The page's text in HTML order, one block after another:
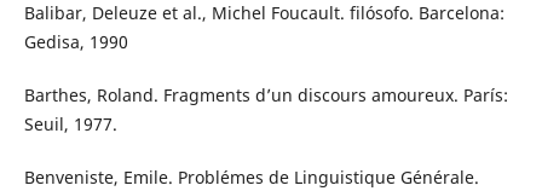
Balibar, Deleuze et al., Michel Foucault. filósofo. Barcelona:
Gedisa, 1990
Barthes, Roland. Fragments d’un discours amoureux. París:
Seuil, 1977.
Benveniste, Emile. Problémes de Linguistique Générale.